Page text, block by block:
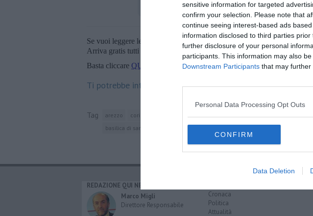
sensitive information for targeted
confirm your selection. Please note that
continue seeing interest-based ads
information disclosed to third parties
further disclosure of your personal
participants. This information may also
Downstream Participants that may further
Personal Data Processing Opt Outs
CONFIRM
Data Deletion
Se vuoi leggere le notizie principali della Toscana iscriviti alla
Arriva gratis tutti i giorni alle 20:00 direttamente nella tua casella di posta.
Basta cliccare QUI
Ti potrebbe interessare anche:
Tag arezzo cori
basilica di san domenico
guido d'arezzo
REDAZIONE QUI NEWS
Marco Migli
Direttore Responsabile
Cronaca
Politica
Attualità